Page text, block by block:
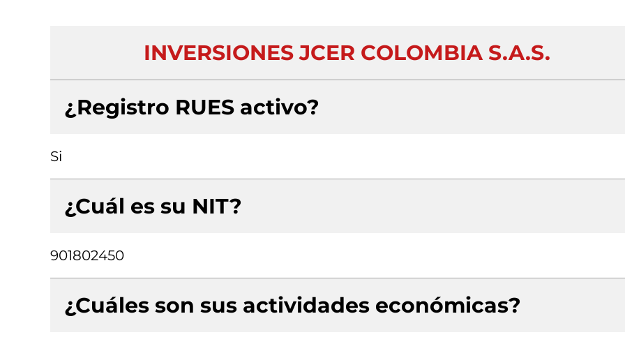
INVERSIONES JCER COLOMBIA S.A.S.
¿Registro RUES activo?
Si
¿Cuál es su NIT?
901802450
¿Cuáles son sus actividades económicas?